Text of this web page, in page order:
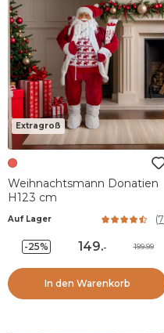
Extragroß
Weihnachtsmann Donatien
H123 cm
Auf Lager (7
-25% 149.- 199.99
In den Warenkorb